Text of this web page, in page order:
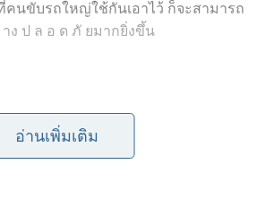
นขับรถใหญ่ใช้กันเอาไว้ ก็จะสามารถ
ง ป ล อ ด ภั ยมากยิ่งขึ้น
อ่านเพิ่มเติม